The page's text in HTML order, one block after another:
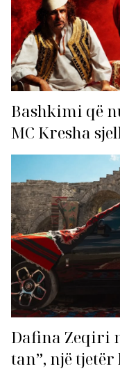
Bashkimi që
MC Kresha
ndezin rrjetin!
Dafina Zeqiri
tan”, një